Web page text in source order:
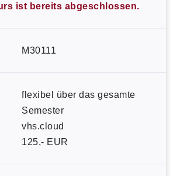
ist bereits abgeschlossen.
M30111
flexibel über das gesamte
Semester
vhs.cloud
125,- EUR